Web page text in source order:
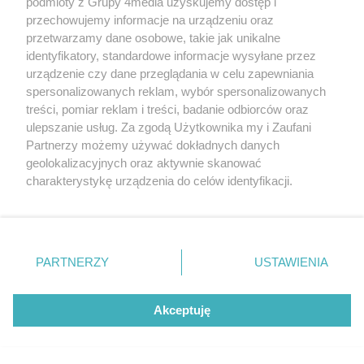
Czy rabaty są jednorazowe czy można z nich
korzystać wielokrotnie?
Czy mogę zaproponować własne pomysły na
współpracę?
Jak długo trwa współpraca w ramach
programu partnerów?
Czy w każdej chwili mogę odstąpić od
Najpopularniejsze artykuły
Chodniki i droga dla rowerów
zyskają nową nawierzchnię
przechowujemy informacje na urządzeniu oraz
przetwarzamy dane osobowe, takie jak unikalne
identyfikatory, standardowe informacje wysyłane przez
urządzenie czy dane przeglądania w celu zapewniania
spersonalizowanych reklam, wybór spersonalizowanych
treści, pomiar reklam i treści, badanie odbiorców oraz
ulepszanie usług. Za zgodą Użytkownika my i Zaufani
Partnerzy możemy używać dokładnych danych
geolokalizacyjnych oraz aktywnie skanować
charakterystykę urządzenia do celów identyfikacji.
zmienić/wycofać klikając przycisk ustawień prywatności
znajdujący się w lewym dolnym rogu strony
. Niektóre
użytkownika, ale masz prawo sprzeciwić się takiemu
przetwarzaniu. Preferencje będą miały zastosowania tylko
PARTNERZY USTAWIENIA
Akceptuję